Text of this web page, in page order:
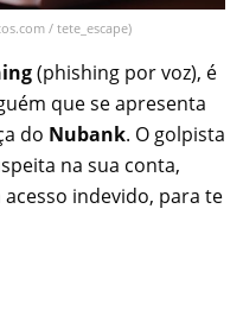
/ tete_escape)
(phishing por voz), é
que se apresenta
do Nubank. O golpista
na sua conta,
indevido, para te